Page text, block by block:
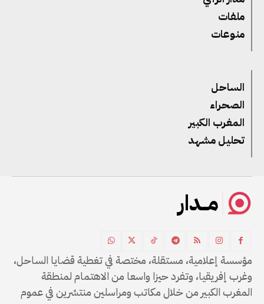
ملفات
منوعات
الساحل
الصحراء
المغرب الكبير
تحليل مشهد
مــدار
مؤسسة إعلامية، مستقلة، مختصة في تغطية قضايا الساحل،
وغرب إفريقيا، وتفرد حيزا واسعا من الاهتمام لمنطقة
المغرب الكبير من خلال مكاتب ومراسلين منتشرين في عموم